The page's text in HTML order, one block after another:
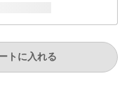
トに入れる